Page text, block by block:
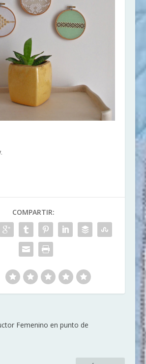
.
COMPARTIR:
Femenino en punto de